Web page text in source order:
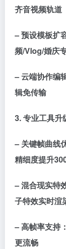
齐音视频轨道
– 预设模板扩
频/Vlog/婚庆专
– 云端协作编
辑免传输
3. 专业工具升
– 关键帧曲线
精细度提升
– 混合现实特
子特效实时渲
– 高帧率支持
更流畅